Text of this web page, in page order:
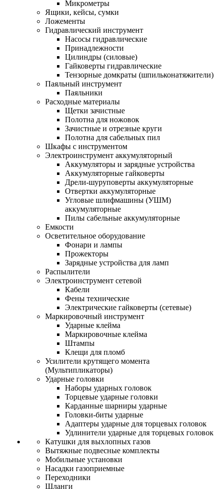
Микрометры
Ящики, кейсы, сумки
Ложементы
Гидравлический инструмент
Насосы гидравлические
Принадлежности
Цилиндры (силовые)
Гайковерты гидравлические
Тензорные домкраты (шпильконатяжители)
Паяльный инструмент
Паяльники
Расходные материалы
Щетки зачистные
Полотна для ножовок
Зачистные и отрезные круги
Полотна для сабельных пил
Шкафы с инструментом
Электроинструмент аккумуляторный
Аккумуляторы и зарядные устройства
Аккумуляторные гайковерты
Дрели-шуруповерты аккумуляторные
Отвертки аккумуляторные
Угловые шлифмашины (УШМ)
аккумуляторные
Пилы сабельные аккумуляторные
Емкости
Осветительное оборудование
Фонари и лампы
Прожекторы
Зарядные устройства для ламп
Распылители
Электроинструмент сетевой
Кабели
Фены технические
Электрические гайковерты (сетевые)
Маркировочный инструмент
Ударные клейма
Маркировочные клейма
Штампы
Клещи для пломб
Усилители крутящего момента
(Мультипликаторы)
Ударные головки
Наборы ударных головок
Торцевые ударные головки
Карданные шарниры ударные
Головки-биты ударные
Адаптеры ударные для торцевых головок
Удлинители ударные для торцевых головок
Катушки для выхлопных газов
Вытяжные подвесные комплекты
Мобильные установки
Насадки газоприемные
Переходники
Шланги